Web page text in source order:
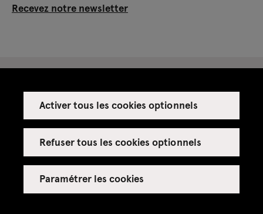
Activer tous les cookies optionnels
Refuser tous les cookies optionnels
Paramétrer les cookies
Recevez notre newsletter
Espace presse
Espace enseignant·es
Espace privatisations
Crédits